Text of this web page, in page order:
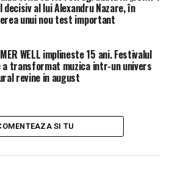
realizări ale noului
unor proiecte majore de
EQUITAS menționează
cu firma Ascent, parte a
cu 240 de locuri, la care se
88 de locuri. Aceste
și a lipsei avizelor necesare.
să aducă la masă toți factorii
decisiv al lui Alexandru Nazare, în
unui nou test important
WELL implineste 15 ani. Festivalul
a transformat muzica intr-un univers
revine in august
SI TU